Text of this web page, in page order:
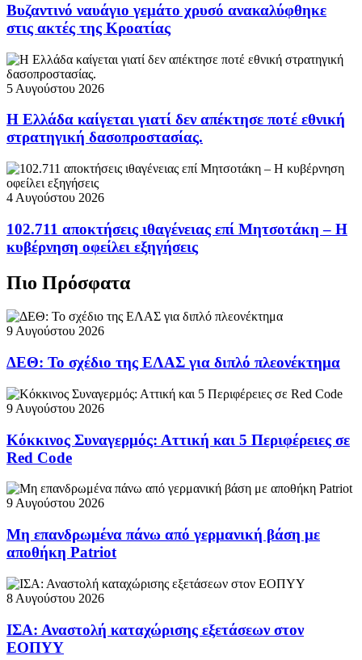
Βυζαντινό ναυάγιο γεμάτο χρυσό ανακαλύφθηκε
στις ακτές της Κροατίας
5 Αυγούστου 2026
Η Ελλάδα καίγεται γιατί δεν απέκτησε ποτέ εθνική
στρατηγική δασοπροστασίας.
4 Αυγούστου 2026
102.711 αποκτήσεις ιθαγένειας επί Μητσοτάκη – Η
κυβέρνηση οφείλει εξηγήσεις
Πιο Πρόσφατα
9 Αυγούστου 2026
ΔΕΘ: Το σχέδιο της ΕΛΑΣ για διπλό πλεονέκτημα
9 Αυγούστου 2026
Κόκκινος Συναγερμός: Αττική και 5 Περιφέρειες σε
Red Code
9 Αυγούστου 2026
Μη επανδρωμένα πάνω από γερμανική βάση με
αποθήκη Patriot
8 Αυγούστου 2026
ΙΣΑ: Αναστολή καταχώρισης εξετάσεων στον
ΕΟΠΥΥ